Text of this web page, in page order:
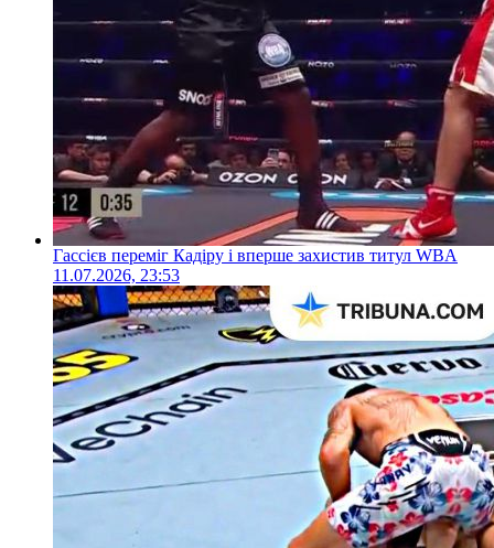
Гассієв переміг Кадіру і вперше захистив титул WBA
11.07.2026, 23:53